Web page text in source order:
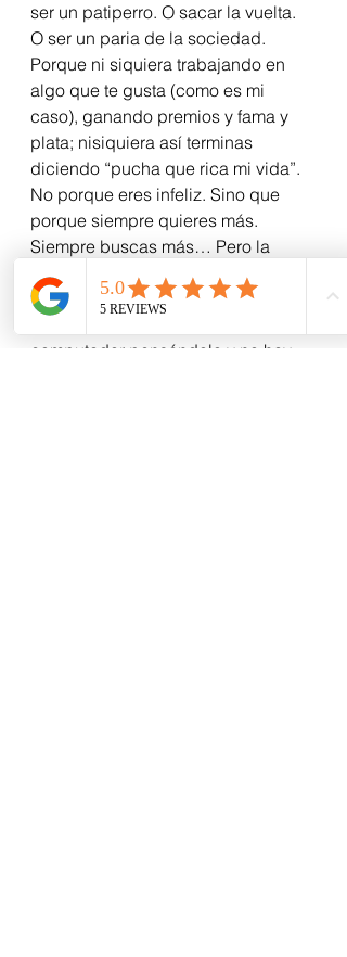
ser un patiperro. O sacar la vuelta.
O ser un paria de la sociedad.
Porque ni siquiera trabajando en
algo que te gusta (como es mi
caso), ganando premios y fama y
plata; nisiquiera así terminas
diciendo “pucha que rica mi vida”.
No porque eres infeliz. Sino que
porque siempre quieres más.
Siempre buscas más… Pero la
plata no es la solución.
Vivir más, es la solución.
computador pensándolo y no hay